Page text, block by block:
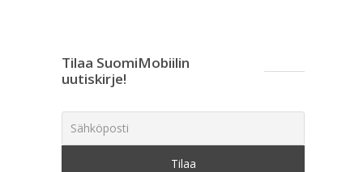
Tilaa SuomiMobiilin
uutiskirje!